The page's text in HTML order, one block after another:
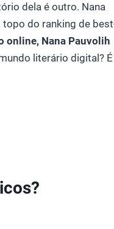
dela é outro. Nana
topo do ranking de
online, Nana Pauvolih
literário digital? É